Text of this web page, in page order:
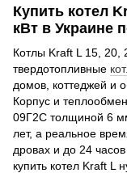
Купить котел
кВт в Украине
Котлы Kraft L 15, 20,
твердотопливные
домов, коттеджей и
Корпус и
09Г2С толщиной 6
лет, а реальное
дровах и до 24
купить котел Kraft L